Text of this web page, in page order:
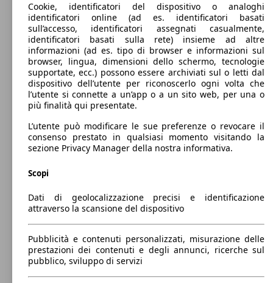
Berlina
Elettrica/Diesel
S7 Sportback 3.0 tdi mhev Sport Attitude
quattro 344cv tiptr
2015 - 2018AudiA7 Sportback I 2015 Benzina
Dimensioni (L/l/A):
da 4970 x 1910 x 1420 mm
Potenza:
331 KW (450 PS)
Porte:
5
Bagagliaio:
Capacità di traino:
0 - 2100 kg
Mostra versioni
Cookie, identificatori del dispositivo o analoghi
identificatori online (ad es. identificatori basati
sull’accesso, identificatori assegnati casualmente,
identificatori basati sulla rete) insieme ad altre
informazioni (ad es. tipo di browser e informazioni sul
browser, lingua, dimensioni dello schermo, tecnologie
supportate, ecc.) possono essere archiviati sul o letti dal
dispositivo dell’utente per riconoscerlo ogni volta che
l’utente si connette a un’app o a un sito web, per una o
più finalità qui presentate.
L’utente può modificare le sue preferenze o revocare il
consenso prestato in qualsiasi momento visitando la
sezione Privacy Manager della nostra informativa.
Scopi
Dati di geolocalizzazione precisi e identificazione
attraverso la scansione del dispositivo
Pubblicità e contenuti personalizzati, misurazione delle
prestazioni dei contenuti e degli annunci, ricerche sul
pubblico, sviluppo di servizi